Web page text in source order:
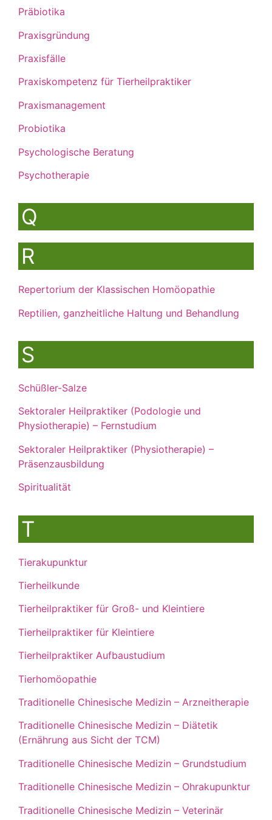
Präbiotika
Praxisgründung
Praxisfälle
Praxiskompetenz für Tierheilpraktiker
Praxismanagement
Probiotika
Psychologische Beratung
Psychotherapie
Q
R
Repertorium der Klassischen Homöopathie
Reptilien, ganzheitliche Haltung und Behandlung
S
Schüßler-Salze
Sektoraler Heilpraktiker (Podologie und
Physiotherapie) – Fernstudium
Sektoraler Heilpraktiker (Physiotherapie) –
Präsenzausbildung
Spiritualität
T
Tierakupunktur
Tierheilkunde
Tierheilpraktiker für Groß- und Kleintiere
Tierheilpraktiker für Kleintiere
Tierheilpraktiker Aufbaustudium
Tierhomöopathie
Traditionelle Chinesische Medizin – Arzneitherapie
Traditionelle Chinesische Medizin – Diätetik
(Ernährung aus Sicht der TCM)
Traditionelle Chinesische Medizin – Grundstudium
Traditionelle Chinesische Medizin – Ohrakupunktur
Traditionelle Chinesische Medizin – Veterinär